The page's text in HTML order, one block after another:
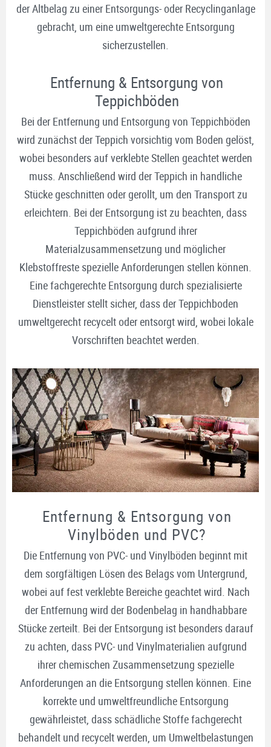
der Altbelag zu einer Entsorgungs- oder Recyclinganlage
gebracht, um eine umweltgerechte Entsorgung
sicherzustellen.
Entfernung & Entsorgung von
Teppichböden
Bei der Entfernung und Entsorgung von Teppichböden
wird zunächst der Teppich vorsichtig vom Boden gelöst,
wobei besonders auf verklebte Stellen geachtet werden
muss. Anschließend wird der Teppich in handliche
Stücke geschnitten oder gerollt, um den Transport zu
erleichtern. Bei der Entsorgung ist zu beachten, dass
Teppichböden aufgrund ihrer
Materialzusammensetzung und möglicher
Klebstoffreste spezielle Anforderungen stellen können.
Eine fachgerechte Entsorgung durch spezialisierte
Dienstleister stellt sicher, dass der Teppichboden
umweltgerecht recycelt oder entsorgt wird, wobei lokale
Vorschriften beachtet werden.
Entfernung & Entsorgung von
Vinylböden und PVC?
Die Entfernung von PVC- und Vinylböden beginnt mit
dem sorgfältigen Lösen des Belags vom Untergrund,
wobei auf fest verklebte Bereiche geachtet wird. Nach
der Entfernung wird der Bodenbelag in handhabbare
Stücke zerteilt. Bei der Entsorgung ist besonders darauf
zu achten, dass PVC- und Vinylmaterialien aufgrund
ihrer chemischen Zusammensetzung spezielle
Anforderungen an die Entsorgung stellen können. Eine
korrekte und umweltfreundliche Entsorgung
gewährleistet, dass schädliche Stoffe fachgerecht
behandelt und recycelt werden, um Umweltbelastungen